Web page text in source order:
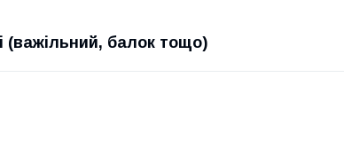
(важільний, балок тощо)